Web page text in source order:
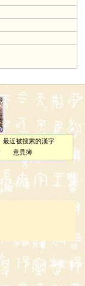
最近被搜索的漢字
意見簿